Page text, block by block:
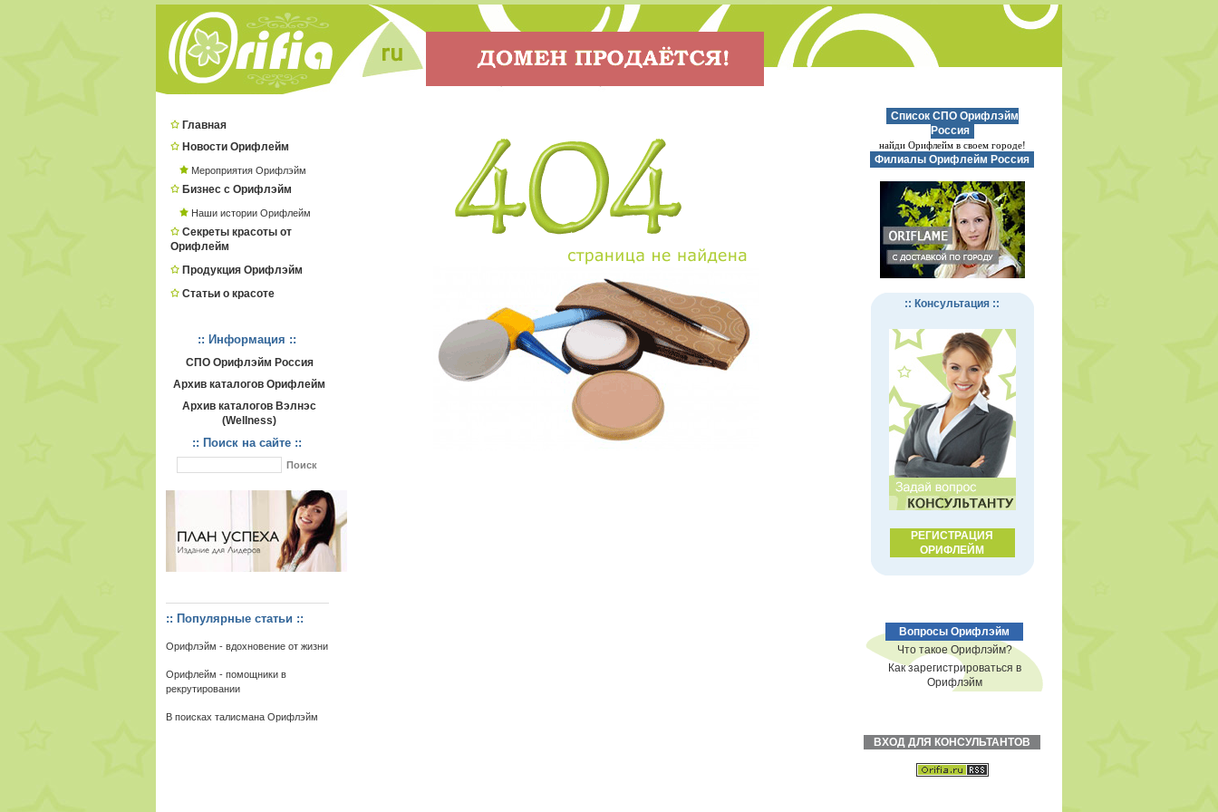
Главная
Новости Орифлейм
Мероприятия Орифлэйм
Бизнес с Орифлэйм
Наши истории Орифлейм
Секреты красоты от
Орифлейм
Продукция Орифлэйм
Статьи о красоте
:: Информация ::
СПО Орифлэйм Россия
Архив каталогов Орифлейм
Архив каталогов Вэлнэс
(Wellness)
:: Поиск на сайте ::
:: Популярные статьи ::
Орифлэйм - вдохновение от жизни
Орифлейм - помощники в
рекрутировании
В поисках талисмана Орифлэйм
Список СПО Орифлэйм
Россия
найди Орифлейм в своем городе!
Филиалы Орифлейм Россия
:: Консультация ::
РЕГИСТРАЦИЯ
ОРИФЛЕЙМ
Вопросы Орифлэйм
Что такое Орифлэйм?
Как зарегистрироваться в
Орифлэйм
ВХОД ДЛЯ КОНСУЛЬТАНТОВ